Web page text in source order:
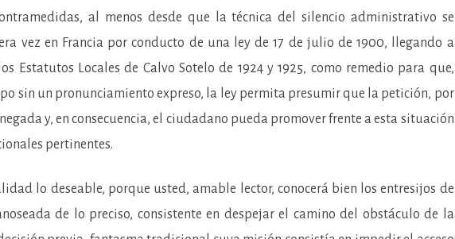
al menos desde que la técnica del silencio administrativo se
vez en Francia por conducto de una ley de 17 de julio de 1900, llegando a
Estatutos Locales de Calvo Sotelo de 1924 y 1925, como remedio para que,
sin un pronunciamiento expreso, la ley permita presumir que la petición, por
y, en consecuencia, el ciudadano pueda promover frente a esta situación
pertinentes.
lo deseable, porque usted, amable lector, conocerá bien los entresijos de
de lo preciso, consistente en despejar el camino del obstáculo de la